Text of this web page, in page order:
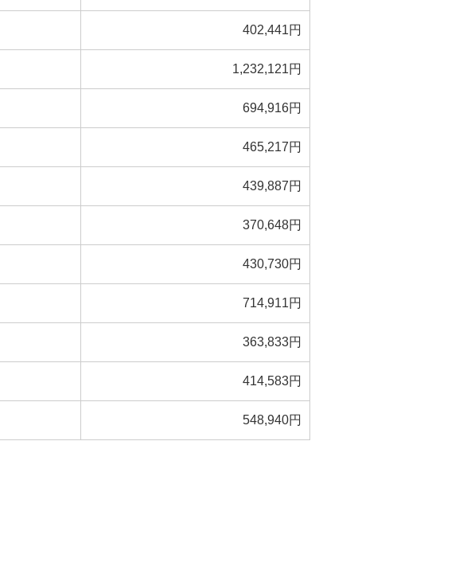
402,441円
1,232,121円
694,916円
465,217円
439,887円
370,648円
430,730円
714,911円
363,833円
414,583円
548,940円